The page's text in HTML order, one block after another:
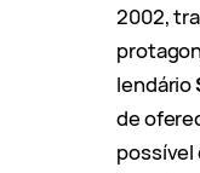
2002,
lendário
de
possível